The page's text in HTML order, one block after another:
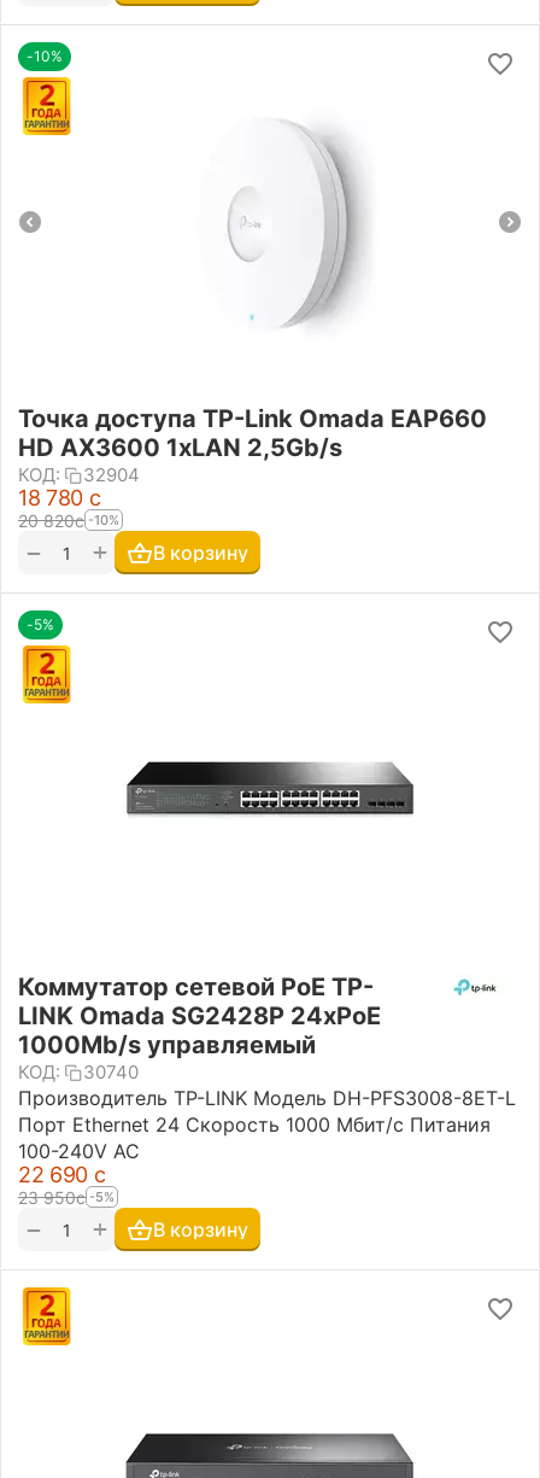
-10%
Точка доступа TP-Link Omada EAP660
HD AX3600 1xLAN 2,5Gb/s
КОД: 32904
18 780 с
20 820с -10%
+
− В корзину
-5%
Коммутатор сетевой PoE TP-
LINK Omada SG2428P 24xPoE
1000Mb/s управляемый
КОД: 30740
Производитель TP-LINK Модель DH-PFS3008-8ET-L
Порт Ethernet 24 Скорость 1000 Мбит/с Питания
100-240V AC
22 690 с
23 950с -5%
+
− В корзину